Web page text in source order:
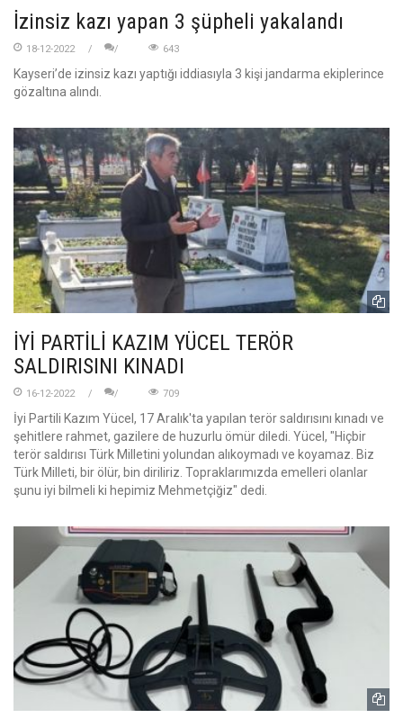
İzinsiz kazı yapan 3 şüpheli yakalandı
18-12-2022 643
Kayseri’de izinsiz kazı yaptığı iddiasıyla 3 kişi jandarma ekiplerince
gözaltına alındı.
İYİ PARTİLİ KAZIM YÜCEL TERÖR
SALDIRISINI KINADI
16-12-2022 709
İyi Partili Kazım Yücel, 17 Aralık'ta yapılan terör saldırısını kınadı ve
şehitlere rahmet, gazilere de huzurlu ömür diledi. Yücel, "Hiçbir
terör saldırısı Türk Milletini yolundan alıkoymadı ve koyamaz. Biz
Türk Milleti, bir ölür, bin diriliriz. Topraklarımızda emelleri olanlar
şunu iyi bilmeli ki hepimiz Mehmetçiğiz" dedi.